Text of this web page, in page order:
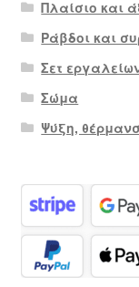
Πλαίσιο και
Ράβδοι και
Σετ
Σώμα
Ψύξη,